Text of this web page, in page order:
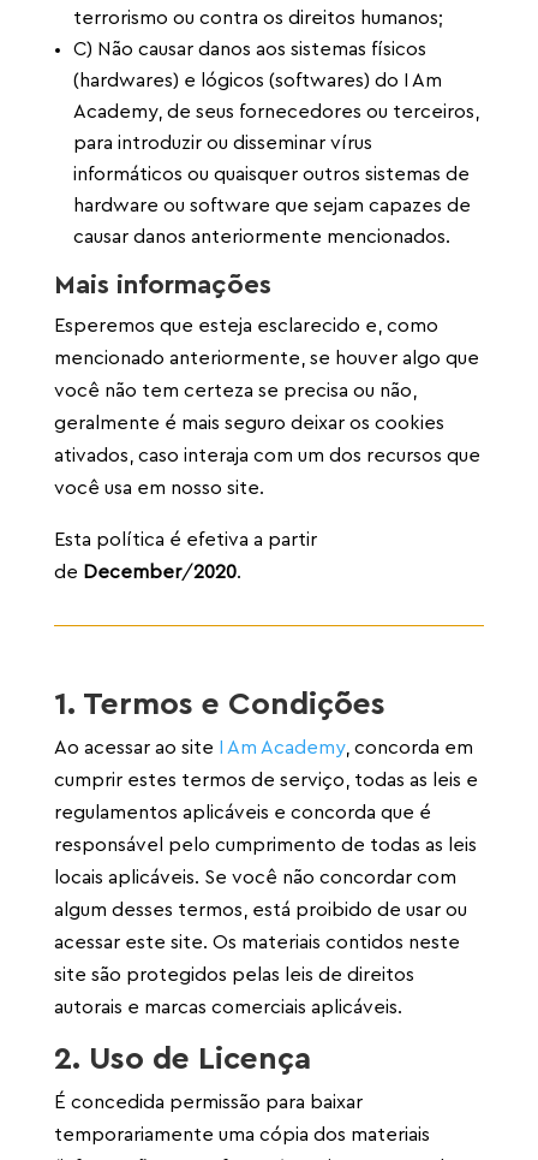
terrorismo ou contra os direitos humanos;
C) Não causar danos aos sistemas físicos
(hardwares) e lógicos (softwares) do I Am
Academy, de seus fornecedores ou terceiros,
para introduzir ou disseminar vírus
informáticos ou quaisquer outros sistemas de
hardware ou software que sejam capazes de
causar danos anteriormente mencionados.
Mais informações
Esperemos que esteja esclarecido e, como
mencionado anteriormente, se houver algo que
você não tem certeza se precisa ou não,
geralmente é mais seguro deixar os cookies
ativados, caso interaja com um dos recursos que
você usa em nosso site.
Esta política é efetiva a partir
de December/2020.
1. Termos e Condições
Ao acessar ao site I Am Academy, concorda em
cumprir estes termos de serviço, todas as leis e
regulamentos aplicáveis ​​e concorda que é
responsável pelo cumprimento de todas as leis
locais aplicáveis. Se você não concordar com
algum desses termos, está proibido de usar ou
acessar este site. Os materiais contidos neste
site são protegidos pelas leis de direitos
autorais e marcas comerciais aplicáveis.
2. Uso de Licença
É concedida permissão para baixar
temporariamente uma cópia dos materiais